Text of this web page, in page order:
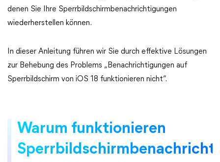
denen Sie Ihre Sperrbildschirmbenachrichtigungen
wiederherstellen können.
In dieser Anleitung führen wir Sie durch effektive Lösungen
zur Behebung des Problems „Benachrichtigungen auf
Sperrbildschirm von iOS 18 funktionieren nicht“.
Warum funktionieren